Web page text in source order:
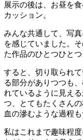
展示の後は、お昼を
カッション。
みんな共通して、写
を感じていました。
た作品のひとつひと
すると、切り取られ
る部分がありつつも
れているように見え
つ、とてもたくさん
血の滲むような過程も
私はこれまで趣味程